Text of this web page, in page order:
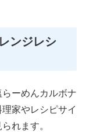
ンジレシ
ーめんカルボナ
家やレシピサイ
れます。